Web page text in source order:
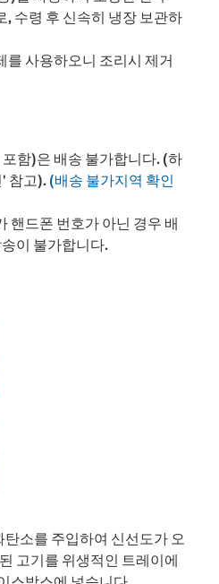
, 수령 후 신속히 냉장 보관하
를 사용하오니 조리시 제거
함)은 배송 불가합니다. (하
참고). (배송 불가지역 확인
핸드폰 번호가 아닌 경우 배
이 불가합니다.
소를 주입하여 신선도가 오
고기를 위생적인 트레이에